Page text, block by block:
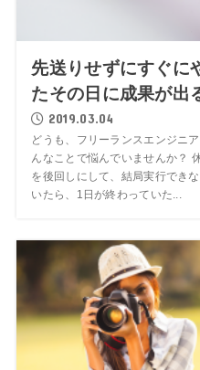
先送りせずにすぐに
たその日に成果が出
2019.03.04
どうも、フリーランスエンジニ
んなことで悩んでいませんか？
を後回しにして、結局実行でき
いたら、1日が終わっていた...